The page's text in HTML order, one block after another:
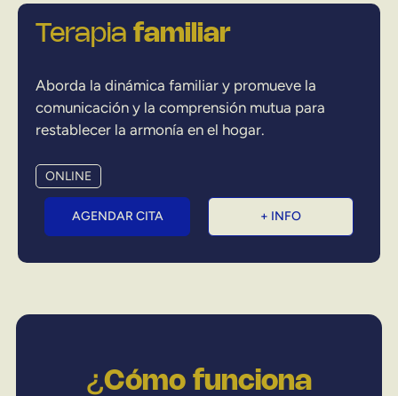
Terapiafamiliar
Aborda la dinámica familiar y promueve la
comunicación y la comprensión mutua para
restablecer la armonía en el hogar.
ONLINE
AGENDAR CITA + INFO
¿Cómo funciona